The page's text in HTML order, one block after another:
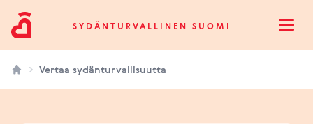
Sydänturvallinen SuomiSYDÄNTURVALLINEN SUOMI
Vertaa sydänturvallisuutta